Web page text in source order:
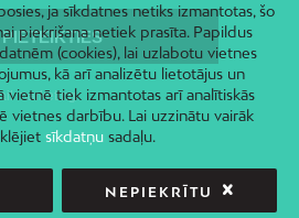
ja sīkdatnes netiks izmantotas, šo
piekrišana netiek prasīta. Papildus
(cookies), lai uzlabotu vietnes
kā arī analizētu lietotājus un
vietnē tiek izmantotas arī analītiskās
vietnes darbību. Lai uzzinātu vairāk
sīkdatņusadaļu.
NEPIEKRĪTU